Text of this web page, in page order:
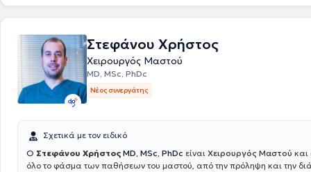
Μεταπτυχιακούς Τίτλους: στη Χειρουργική Ενδοκρινών Αδένων από το
Πανεπιστήμιο Θεσσαλονίκης (ΑΠΘ) και στη Διοίκηση Μονάδων
Στεφάνου Χρήστος
Χειρουργός Μαστού
MD, MSc, PhDc
Νέος συνεργάτης
Σχετικά με τον ειδικό
Ο Στεφάνου Χρήστος MD, MSc, PhDc είναι Χειρουργός Μαστού και
όλο το φάσμα των παθήσεων του μαστού, από την πρόληψη και την